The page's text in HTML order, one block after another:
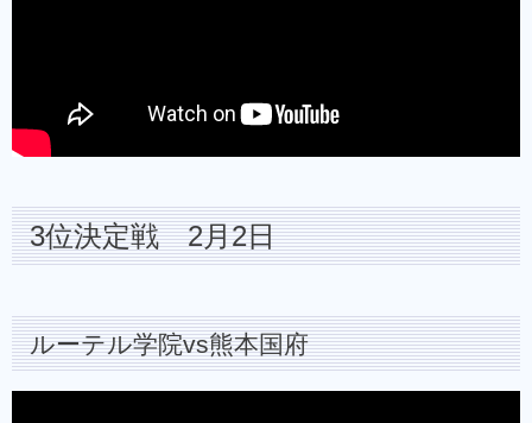
3位決定戦 2月2日
ルーテル学院vs熊本国府